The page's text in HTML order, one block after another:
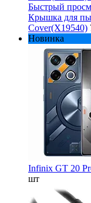
Быстрый
Крышка для
Cover(X19540)
Новинка
Infinix GT 20
шт